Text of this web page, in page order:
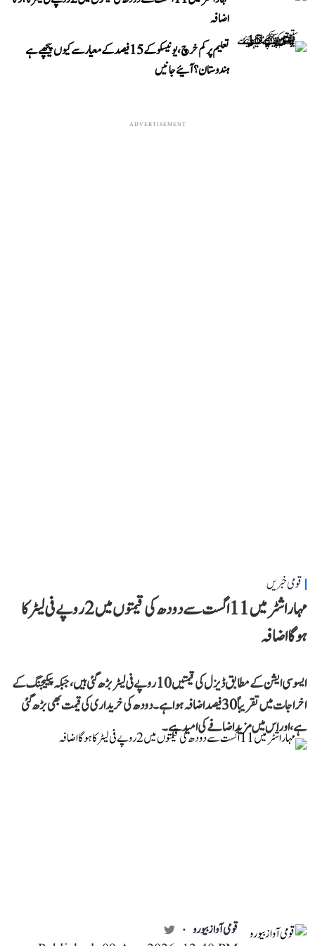
اضافہ
تعلیم پر کم خرچ، یونیسکو کے 15 فیصد کے معیار سے کیوں پیچھے ہے
ہندوستان؟ آئیے جانیں
ADVERTISEMENT
قومی خبریں
مہاراشٹر میں 11 اگست سے دودھ کی قیمتوں میں 2 روپے فی لیٹر کا
ہوگا اضافہ
ایسوسی ایشن کے مطابق ڈیزل کی قیمتیں 10 روپے فی لیٹر بڑھ گئی ہیں، جبکہ پیکیجنگ کے
اخراجات میں تقریباً 30 فیصد اضافہ ہوا ہے۔ دودھ کی خریداری کی قیمت بھی بڑھ گئی
ہے، اور اس میں مزید اضافے کی امید ہے۔
قومی آواز بیورو